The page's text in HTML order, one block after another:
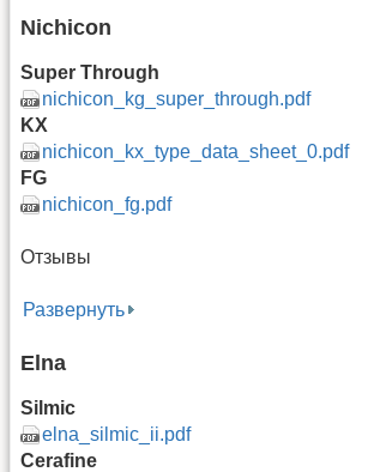
Nichicon
Super Through
nichicon_kg_super_through.pdf
KX
nichicon_kx_type_data_sheet_0.pdf
FG
nichicon_fg.pdf
Отзывы
Развернуть
Elna
Silmic
elna_silmic_ii.pdf
Cerafine